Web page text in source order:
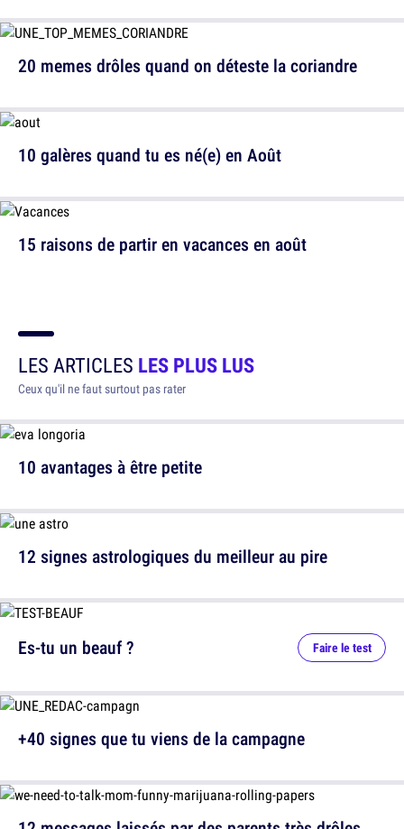
10 galères quand tu es né(e) en Août
20 memes drôles quand on déteste la coriandre
15 raisons de partir en vacances en août
LES ARTICLES LES PLUS LUS
Ceux qu'il ne faut surtout pas rater
10 avantages à être petite
12 signes astrologiques du meilleur au pire
Es-tu un beauf ? Faire le test
+40 signes que tu viens de la campagne